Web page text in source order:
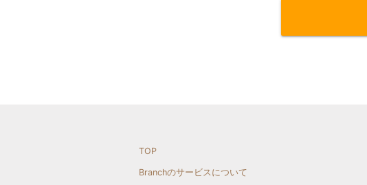
TOP
Branchのサービスについて